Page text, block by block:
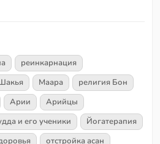
реинкарнация
Маара
религия Бон
Арии
Арийцы
и его ученики
Йогатерапия
отстройка асан